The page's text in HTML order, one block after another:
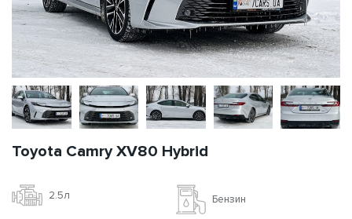
Toyota Camry XV80 Hybrid
2.5л Бензин